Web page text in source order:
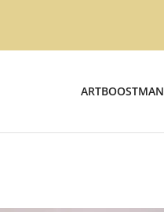
ARTBOOSTMAN